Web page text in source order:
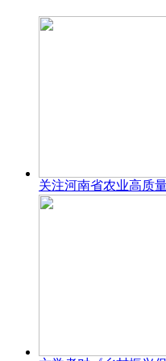
关注河南省农业高质